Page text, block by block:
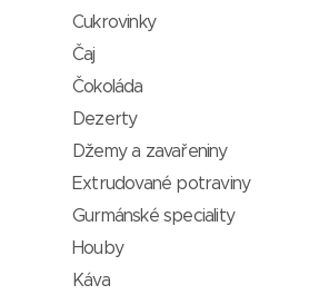
Cukrovinky
Čaj
Čokoláda
Dezerty
Džemy a zavařeniny
Extrudované potraviny
Gurmánské speciality
Houby
Káva